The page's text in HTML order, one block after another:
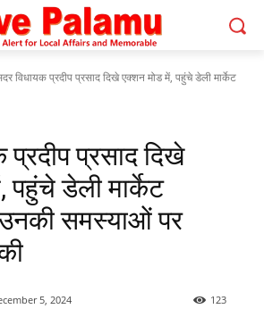
विधायक प्रदीप प्रसाद दिखे एक्शन मोड में, पहुंचे डेली मार्केट
प्रसाद दिखे
पहुंचे डेली मार्केट
उनकी समस्याओं पर
5, 2024 123